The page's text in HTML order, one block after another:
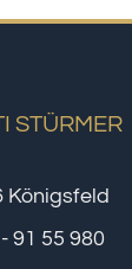
STÜRMER
Königsfeld
91 55 980